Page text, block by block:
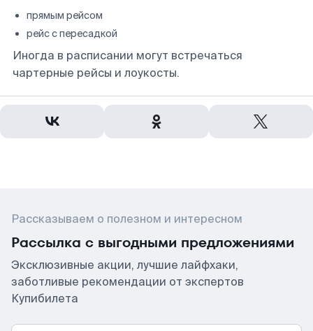
прямым рейсом
рейс с пересадкой
Иногда в расписании могут встречаться
чартерные рейсы и лоукосты.
Рассказываем о полезном и интересном
Рассылка с выгодными предложениями
Эксклюзивные акции, лучшие лайфхаки,
заботливые рекомендации от экспертов
Купибилета